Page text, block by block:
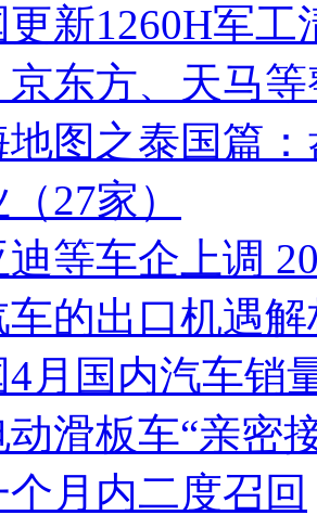
更新1260H军
京东方、天马
地图之泰国篇
27家）
迪等车企上调
车的出口机遇解
4月国内汽车销
滑板车“亲密
月内二度召回